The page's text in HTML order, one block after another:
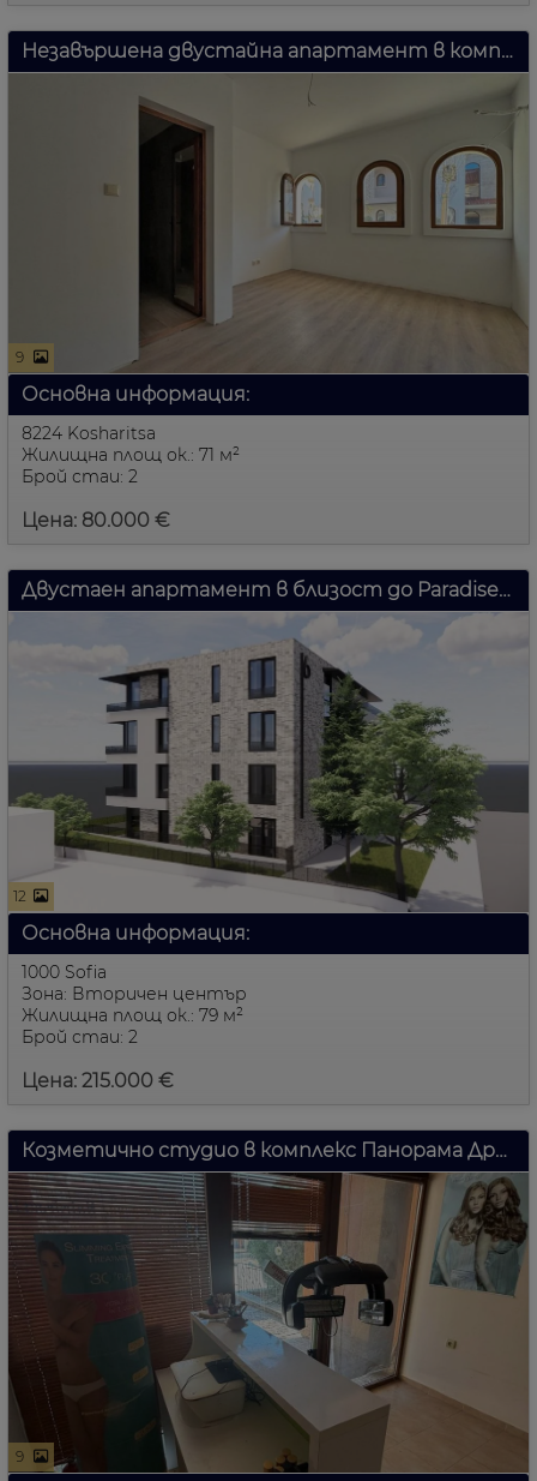
Незавършена двустайна апартамент в комплекс Гранд Вилидж, Косараица, България
9
Основна информация:
8224 Kosharitsa
Цена: 80.000 €
Жилищна площ ок.: 71 м²
Брой стаи: 2
Двустаен апартамент в близост до Paradise Mall София в София, България.
12
Основна информация:
1000 Sofia
Зона: Вторичен център
Цена: 215.000 €
Жилищна площ ок.: 79 м²
Брой стаи: 2
Козметично студио в комплекс Панорама Дриймс в Свети Влас
9